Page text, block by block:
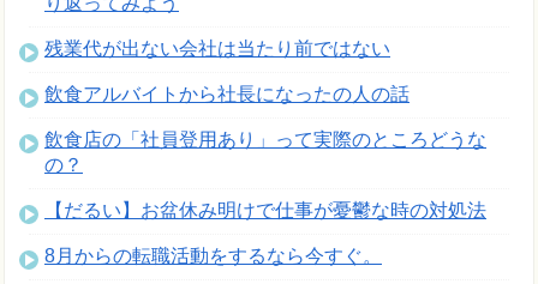
残業代が出ない会社は当たり前ではない
飲食アルバイトから社長になったの人の話
飲食店の「社員登用あり」って実際のところどうな
の？
【だるい】お盆休み明けで仕事が憂鬱な時の対処法
8月からの転職活動をするなら今すぐ。